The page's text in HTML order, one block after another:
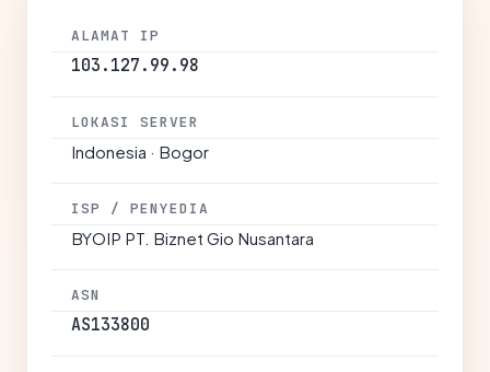
ALAMAT IP
103.127.99.98
LOKASI SERVER
Indonesia · Bogor
ISP / PENYEDIA
BYOIP PT. Biznet Gio Nusantara
ASN
AS133800